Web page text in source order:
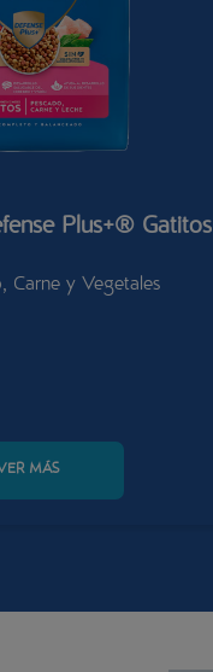
Plus+® Gatitos
Carne y Vegetales
MÁS